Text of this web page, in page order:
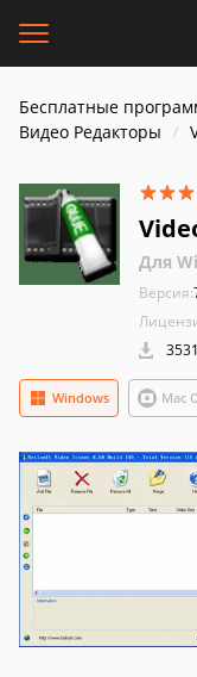
Бесплатные
Видео Редакторы
Для
Версия:
Windows Mac